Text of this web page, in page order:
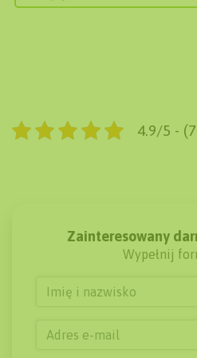
4.9/5 -
Zainteresowany
Wypełnij